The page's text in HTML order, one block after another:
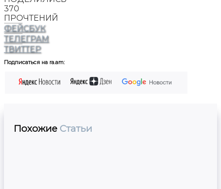
370
ПРОЧТЕНИЙ
ФЕЙСБУК
ТЕЛЕГРАМ
ТВИТТЕР
Подписаться на ra.am:
Похожие Статьи